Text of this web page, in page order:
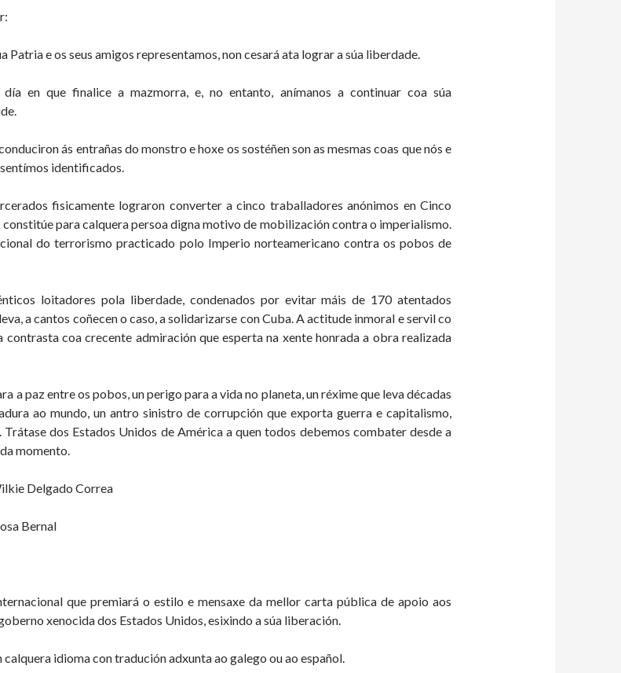
Patria e os seus amigos representamos, non cesará ata lograr a súa liberdade.
en que finalice a mazmorra, e, no entanto, anímanos a continuar coa súa
ás entrañas do monstro e hoxe os sostéñen son as mesmas coas que nós e
identificados.
fisicamente lograron converter a cinco traballadores anónimos en Cinco
para calquera persoa digna motivo de mobilización contra o imperialismo.
do terrorismo practicado polo Imperio norteamericano contra os pobos de
loitadores pola liberdade, condenados por evitar máis de 170 atentados
a cantos coñecen o caso, a solidarizarse con Cuba. A actitude inmoral e servil co
contrasta coa crecente admiración que esperta na xente honrada a obra realizada
a paz entre os pobos, un perigo para a vida no planeta, un réxime que leva décadas
ao mundo, un antro sinistro de corrupción que exporta guerra e capitalismo,
dos Estados Unidos de América a quen todos debemos combater desde a
momento.
Delgado Correa
Bernal
que premiará o estilo e mensaxe da mellor carta pública de apoio aos
xenocida dos Estados Unidos, esixindo a súa liberación.
calquera idioma con tradución adxunta ao galego ou ao español.